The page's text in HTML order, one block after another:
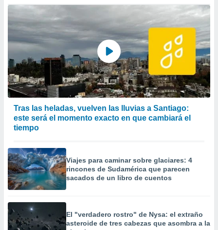
Tras las heladas, vuelven las lluvias a Santiago:
este será el momento exacto en que cambiará el
tiempo
Viajes para caminar sobre glaciares: 4
rincones de Sudamérica que parecen
sacados de un libro de cuentos
El "verdadero rostro" de Nysa: el extraño
asteroide de tres cabezas que asombra a la